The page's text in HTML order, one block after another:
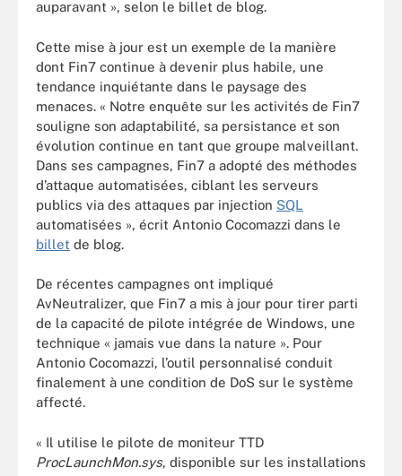
auparavant », selon le billet de blog.
Cette mise à jour est un exemple de la manière
dont Fin7 continue à devenir plus habile, une
tendance inquiétante dans le paysage des
menaces. « Notre enquête sur les activités de Fin7
souligne son adaptabilité, sa persistance et son
évolution continue en tant que groupe malveillant.
Dans ses campagnes, Fin7 a adopté des méthodes
d’attaque automatisées, ciblant les serveurs
publics via des attaques par injection SQL
automatisées », écrit Antonio Cocomazzi dans le
billet de blog.
De récentes campagnes ont impliqué
AvNeutralizer, que Fin7 a mis à jour pour tirer parti
de la capacité de pilote intégrée de Windows, une
technique « jamais vue dans la nature ». Pour
Antonio Cocomazzi, l’outil personnalisé conduit
finalement à une condition de DoS sur le système
affecté.
« Il utilise le pilote de moniteur TTD
ProcLaunchMon.sys, disponible sur les installations